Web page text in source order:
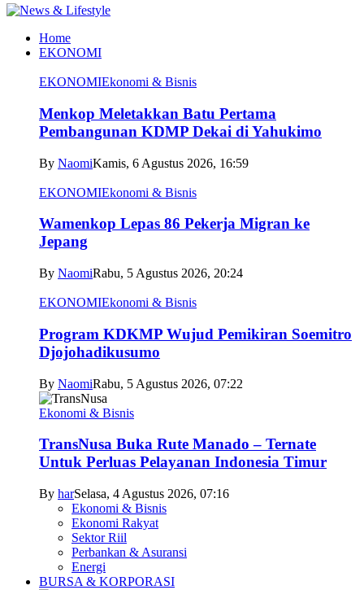
Home
EKONOMI
EKONOMIEkonomi & Bisnis
Menkop Meletakkan Batu Pertama
Pembangunan KDMP Dekai di Yahukimo
By NaomiKamis, 6 Agustus 2026, 16:59
EKONOMIEkonomi & Bisnis
Wamenkop Lepas 86 Pekerja Migran ke
Jepang
By NaomiRabu, 5 Agustus 2026, 20:24
EKONOMIEkonomi & Bisnis
Program KDKMP Wujud Pemikiran Soemitro
Djojohadikusumo
By NaomiRabu, 5 Agustus 2026, 07:22
Ekonomi & Bisnis
TransNusa Buka Rute Manado – Ternate
Untuk Perluas Pelayanan Indonesia Timur
By harSelasa, 4 Agustus 2026, 07:16
Ekonomi & Bisnis
Ekonomi Rakyat
Sektor Riil
Perbankan & Asuransi
Energi
BURSA & KORPORASI